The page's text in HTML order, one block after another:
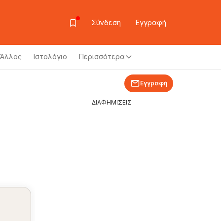
Σύνδεση Εγγραφή
Άλλος Ιστολόγιο Περισσότερα
Εγγραφή
ΔΙΑΦΗΜΙΣΕΙΣ